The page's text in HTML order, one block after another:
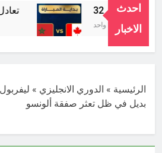
احدث
الاخبار
شهر واحد Ago
الرئيسية » الدوري الانجليزي »
بديل في ظل تعثر صفقة ألونسو